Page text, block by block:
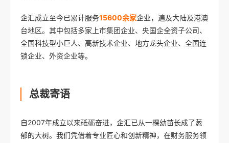
企汇成立至今已累计服务15600余家企业，遍及大陆及港澳
台地区。其中包括多家上市集团企业、央国企全资子公司、
全国科技型小巨人、高新技术企业、地方龙头企业、全国连
锁企业、外资企业等。
总裁寄语
自2007年成立以来砥砺奋进，企汇已从一棵幼苗长成了葱
郁的大树。我们凭借着专业匠心和创新精神，在财务服务领